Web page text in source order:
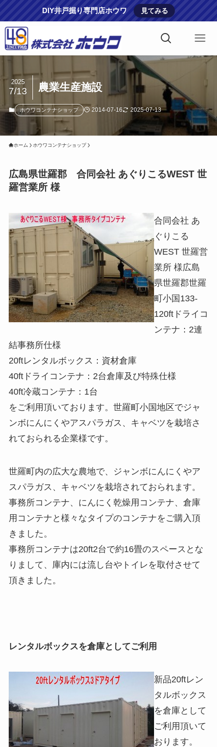
DIY井戸掘り専門店ホウワ 見てみる
農業生産施設
2025
7/13
ホウワコンテナショップ 2014-07-16 2025-07-13
ホーム ホウワコンテナショップ
広島県世羅郡 合同会社 あぐりこるWEST 世
羅営業所 様
合同会社 あ
ぐりこる
WEST 世羅営
業所 様広島
県世羅郡世羅
町小国133-
120ftドライコ
ンテナ：2連
結事務所仕様
20ftレンタルボックス：資材倉庫
40ftドライコンテナ：2台倉庫及び特殊仕様
40ft冷蔵コンテナ：1台
をご利用頂いております。世羅町小国地区でジャ
ンボにんにくやアスパラガス、キャベツを栽培さ
れておられる企業様です。
世羅町内の広大な農地で、ジャンボにんにくやア
スパラガス、キャベツを栽培されておられます。
事務所コンテナ、にんにく乾燥用コンテナ、倉庫
用コンテナと様々なタイプのコンテナをご購入頂
きました。
事務所コンテナは20ft2台で約16畳のスペースとな
りまして、庫内には流し台やトイレを取付させて
頂きました。
レンタルボックスを倉庫としてご利用
新品20ftレン
タルボックス
を倉庫として
ご利用頂いて
おります。